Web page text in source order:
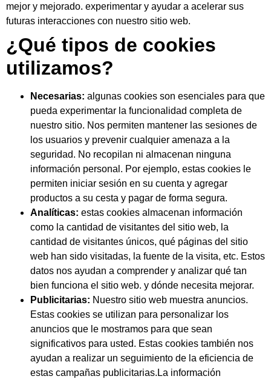
mejor y mejorado. experimentar y ayudar a acelerar sus
futuras interacciones con nuestro sitio web.
¿Qué tipos de cookies
utilizamos?
Necesarias: algunas cookies son esenciales para que
pueda experimentar la funcionalidad completa de
nuestro sitio. Nos permiten mantener las sesiones de
los usuarios y prevenir cualquier amenaza a la
seguridad. No recopilan ni almacenan ninguna
información personal. Por ejemplo, estas cookies le
permiten iniciar sesión en su cuenta y agregar
productos a su cesta y pagar de forma segura.
Analíticas: estas cookies almacenan información
como la cantidad de visitantes del sitio web, la
cantidad de visitantes únicos, qué páginas del sitio
web han sido visitadas, la fuente de la visita, etc. Estos
datos nos ayudan a comprender y analizar qué tan
bien funciona el sitio web. y dónde necesita mejorar.
Publicitarias: Nuestro sitio web muestra anuncios.
Estas cookies se utilizan para personalizar los
anuncios que le mostramos para que sean
significativos para usted. Estas cookies también nos
ayudan a realizar un seguimiento de la eficiencia de
estas campañas publicitarias.La información